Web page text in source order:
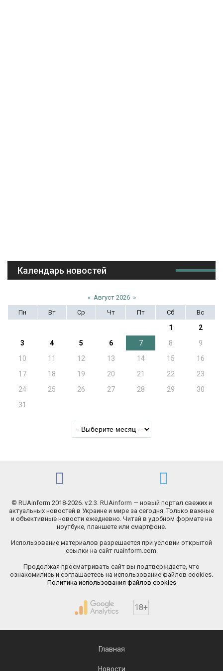
Календарь новостей
« Август 2026 »
Пн
Вт Ср Чт Пт Сб Вс
1
2
3
4 5 6 7 8
9
10
11 12 13 14 15
16
17
18 19 20 21 22
23
24
25 26 27 28 29
30
31
© RUAinform 2018-2026. v.2.3. RUAinform — новый портал свежих и
актуальных новостей в Украине и мире за сегодня. Только важные
и объективные новости ежедневно. Читай в удобном формате на
ноутбуке, планшете или смартфоне.
Использование материалов разрешается при условии открытой
ссылки на сайт ruainform.com.
Продолжая просматривать сайт вы подтверждаете, что
ознакомились и соглашаетесь на использование файлов cookies.
Политика использования файлов cookies
18+
Главная
Новости